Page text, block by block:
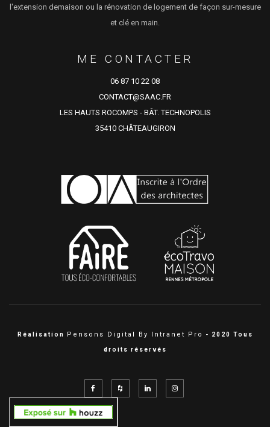
l'extension demaison ou la rénovation de logement de façon sur-mesure
et clé en main.
ME CONTACTER
06 87 10 22 08
CONTACT@SAAC.FR
LES HAUTS ROCOMPS - BÂT. TECHNOPOLIS
35410 CHÂTEAUGIRON
Réalisation Pensons Digital By Intranet Pro - 2020 Tous
droits réservés